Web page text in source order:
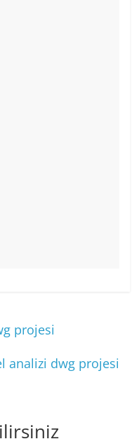
projesi
analizi dwg projesi